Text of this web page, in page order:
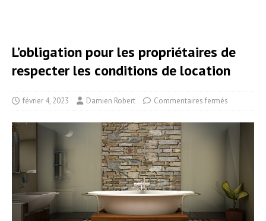
L’obligation pour les propriétaires de
respecter les conditions de location
février 4, 2023 Damien Robert Commentaires fermés